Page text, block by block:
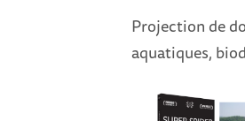
Projection de
aquatiques,